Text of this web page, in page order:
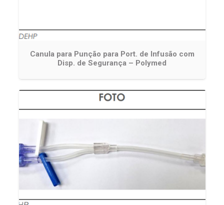
Canula para Punção para Port. de Infusão com
Disp. de Segurança – Polymed